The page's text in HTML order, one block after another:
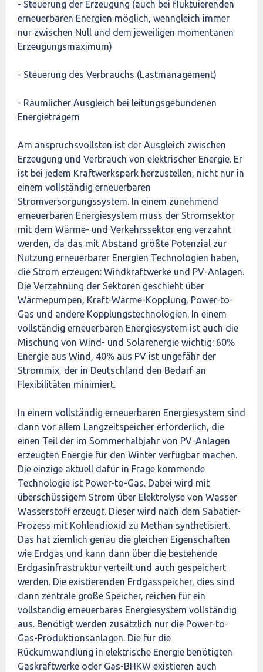
- Steuerung der Erzeugung (auch bei fluktuierenden
erneuerbaren Energien möglich, wenngleich immer
nur zwischen Null und dem jeweiligen momentanen
Erzeugungsmaximum)
- Steuerung des Verbrauchs (Lastmanagement)
- Räumlicher Ausgleich bei leitungsgebundenen
Energieträgern
Am anspruchsvollsten ist der Ausgleich zwischen
Erzeugung und Verbrauch von elektrischer Energie. Er
ist bei jedem Kraftwerkspark herzustellen, nicht nur in
einem vollständig erneuerbaren
Stromversorgungssystem. In einem zunehmend
erneuerbaren Energiesystem muss der Stromsektor
mit dem Wärme- und Verkehrssektor eng verzahnt
werden, da das mit Abstand größte Potenzial zur
Nutzung erneuerbarer Energien Technologien haben,
die Strom erzeugen: Windkraftwerke und PV-Anlagen.
Die Verzahnung der Sektoren geschieht über
Wärmepumpen, Kraft-Wärme-Kopplung, Power-to-
Gas und andere Kopplungstechnologien. In einem
vollständig erneuerbaren Energiesystem ist auch die
Mischung von Wind- und Solarenergie wichtig: 60%
Energie aus Wind, 40% aus PV ist ungefähr der
Strommix, der in Deutschland den Bedarf an
Flexibilitäten minimiert.
In einem vollständig erneuerbaren Energiesystem sind
dann vor allem Langzeitspeicher erforderlich, die
einen Teil der im Sommerhalbjahr von PV-Anlagen
erzeugten Energie für den Winter verfügbar machen.
Die einzige aktuell dafür in Frage kommende
Technologie ist Power-to-Gas. Dabei wird mit
überschüssigem Strom über Elektrolyse von Wasser
Wasserstoff erzeugt. Dieser wird nach dem Sabatier-
Prozess mit Kohlendioxid zu Methan synthetisiert.
Das hat ziemlich genau die gleichen Eigenschaften
wie Erdgas und kann dann über die bestehende
Erdgasinfrastruktur verteilt und auch gespeichert
werden. Die existierenden Erdgasspeicher, dies sind
dann zentrale große Speicher, reichen für ein
vollständig erneuerbares Energiesystem vollständig
aus. Benötigt werden zusätzlich nur die Power-to-
Gas-Produktionsanlagen. Die für die
Rückumwandlung in elektrische Energie benötigten
Gaskraftwerke oder Gas-BHKW existieren auch